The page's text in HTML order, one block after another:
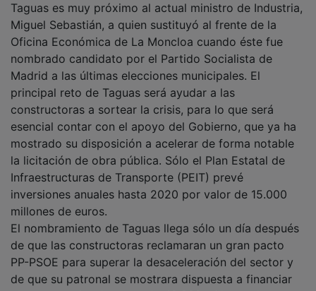
Taguas es muy próximo al actual ministro de Industria,
Miguel Sebastián, a quien sustituyó al frente de la
Oficina Económica de La Moncloa cuando éste fue
nombrado candidato por el Partido Socialista de
Madrid a las últimas elecciones municipales. El
principal reto de Taguas será ayudar a las
constructoras a sortear la crisis, para lo que será
esencial contar con el apoyo del Gobierno, que ya ha
mostrado su disposición a acelerar de forma notable
la licitación de obra pública. Sólo el Plan Estatal de
Infraestructuras de Transporte (PEIT) prevé
inversiones anuales hasta 2020 por valor de 15.000
millones de euros.
El nombramiento de Taguas llega sólo un día después
de que las constructoras reclamaran un gran pacto
PP-PSOE para superar la desaceleración del sector y
de que su patronal se mostrara dispuesta a financiar